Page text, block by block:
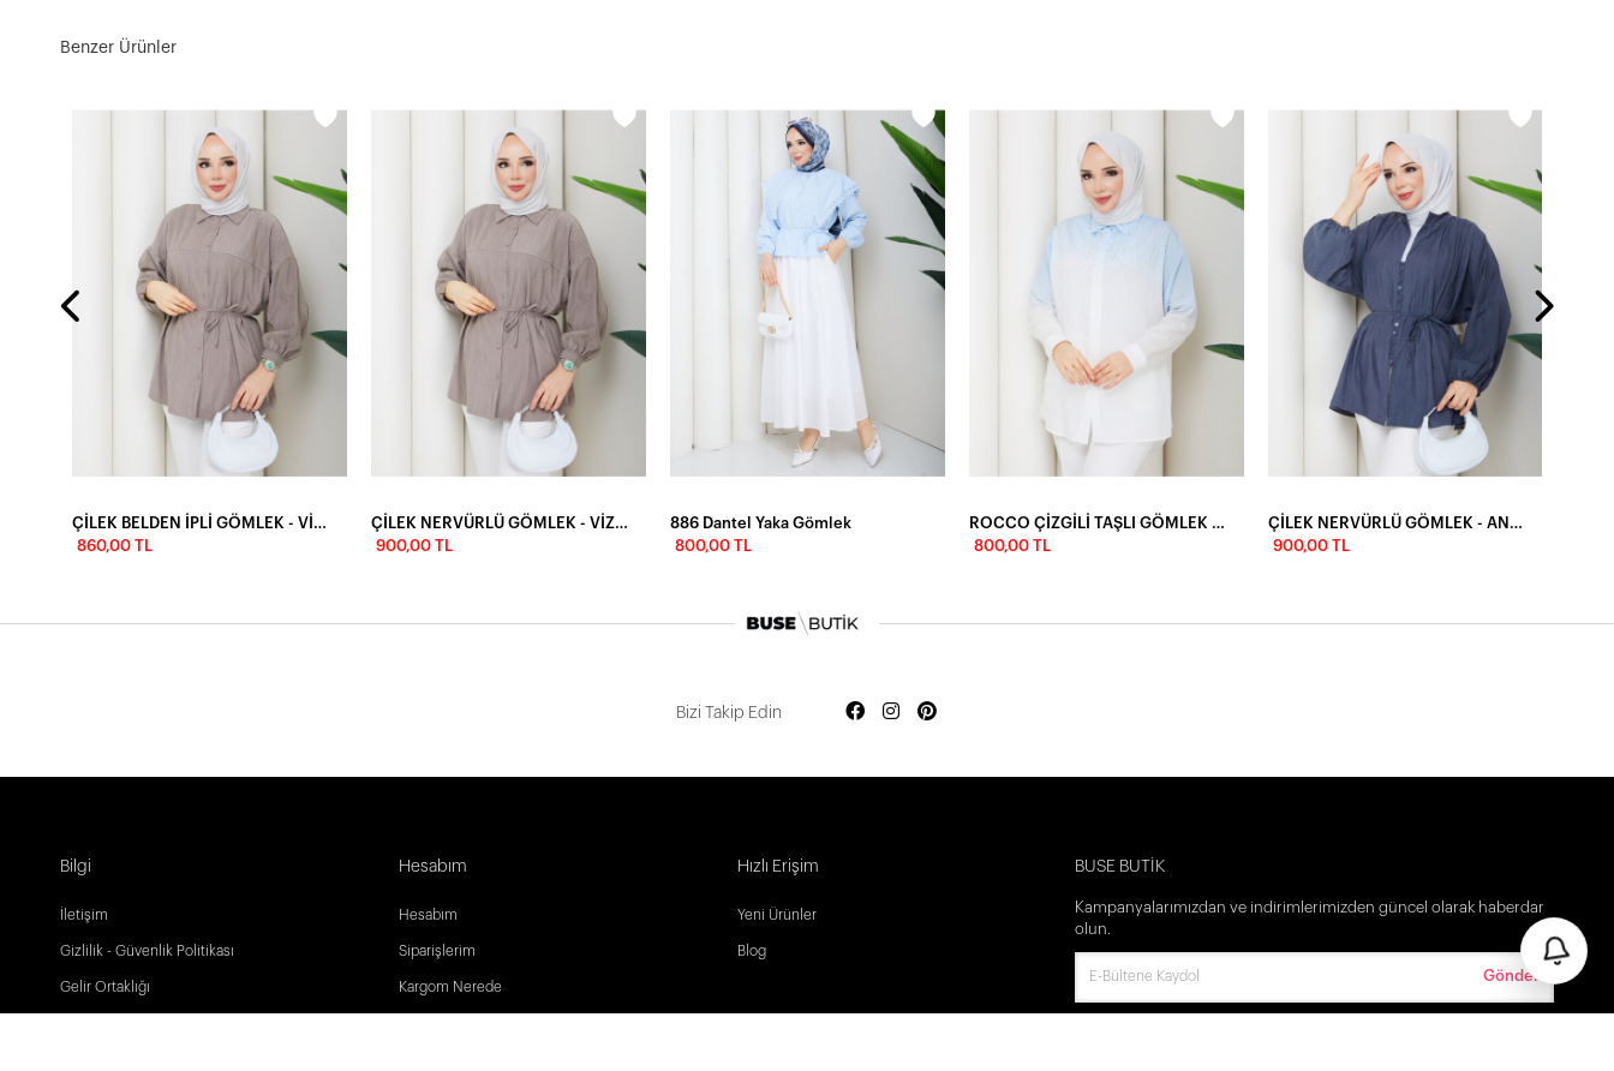
Benzer Ürünler
ÇİLEK BELDEN İPLİ GÖMLEK - VİZON
860,00 TL
ÇİLEK NERVÜRLÜ GÖMLEK - VİZON
900,00 TL
886 Dantel Yaka Gömlek
800,00 TL
ROCCO ÇİZGİLİ TAŞLI GÖMLEK - BEBEMAVİ
800,00 TL
ÇİLEK NERVÜRLÜ GÖMLEK - ANTRASİT
900,00 TL
Bizi Takip Edin
Bilgi
İletişim
Gizlilik - Güvenlik Politikası
Gelir Ortaklığı
Hesabım
Hesabım
Siparişlerim
Kargom Nerede
Hızlı Erişim
Yeni Ürünler
Blog
BUSE BUTİK
Kampanyalarımızdan ve indirimlerimizden güncel olarak haberdar
olun.
Gönder